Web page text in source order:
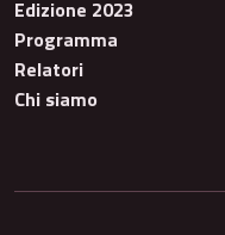
Edizione 2023
Programma
Relatori
Chi siamo